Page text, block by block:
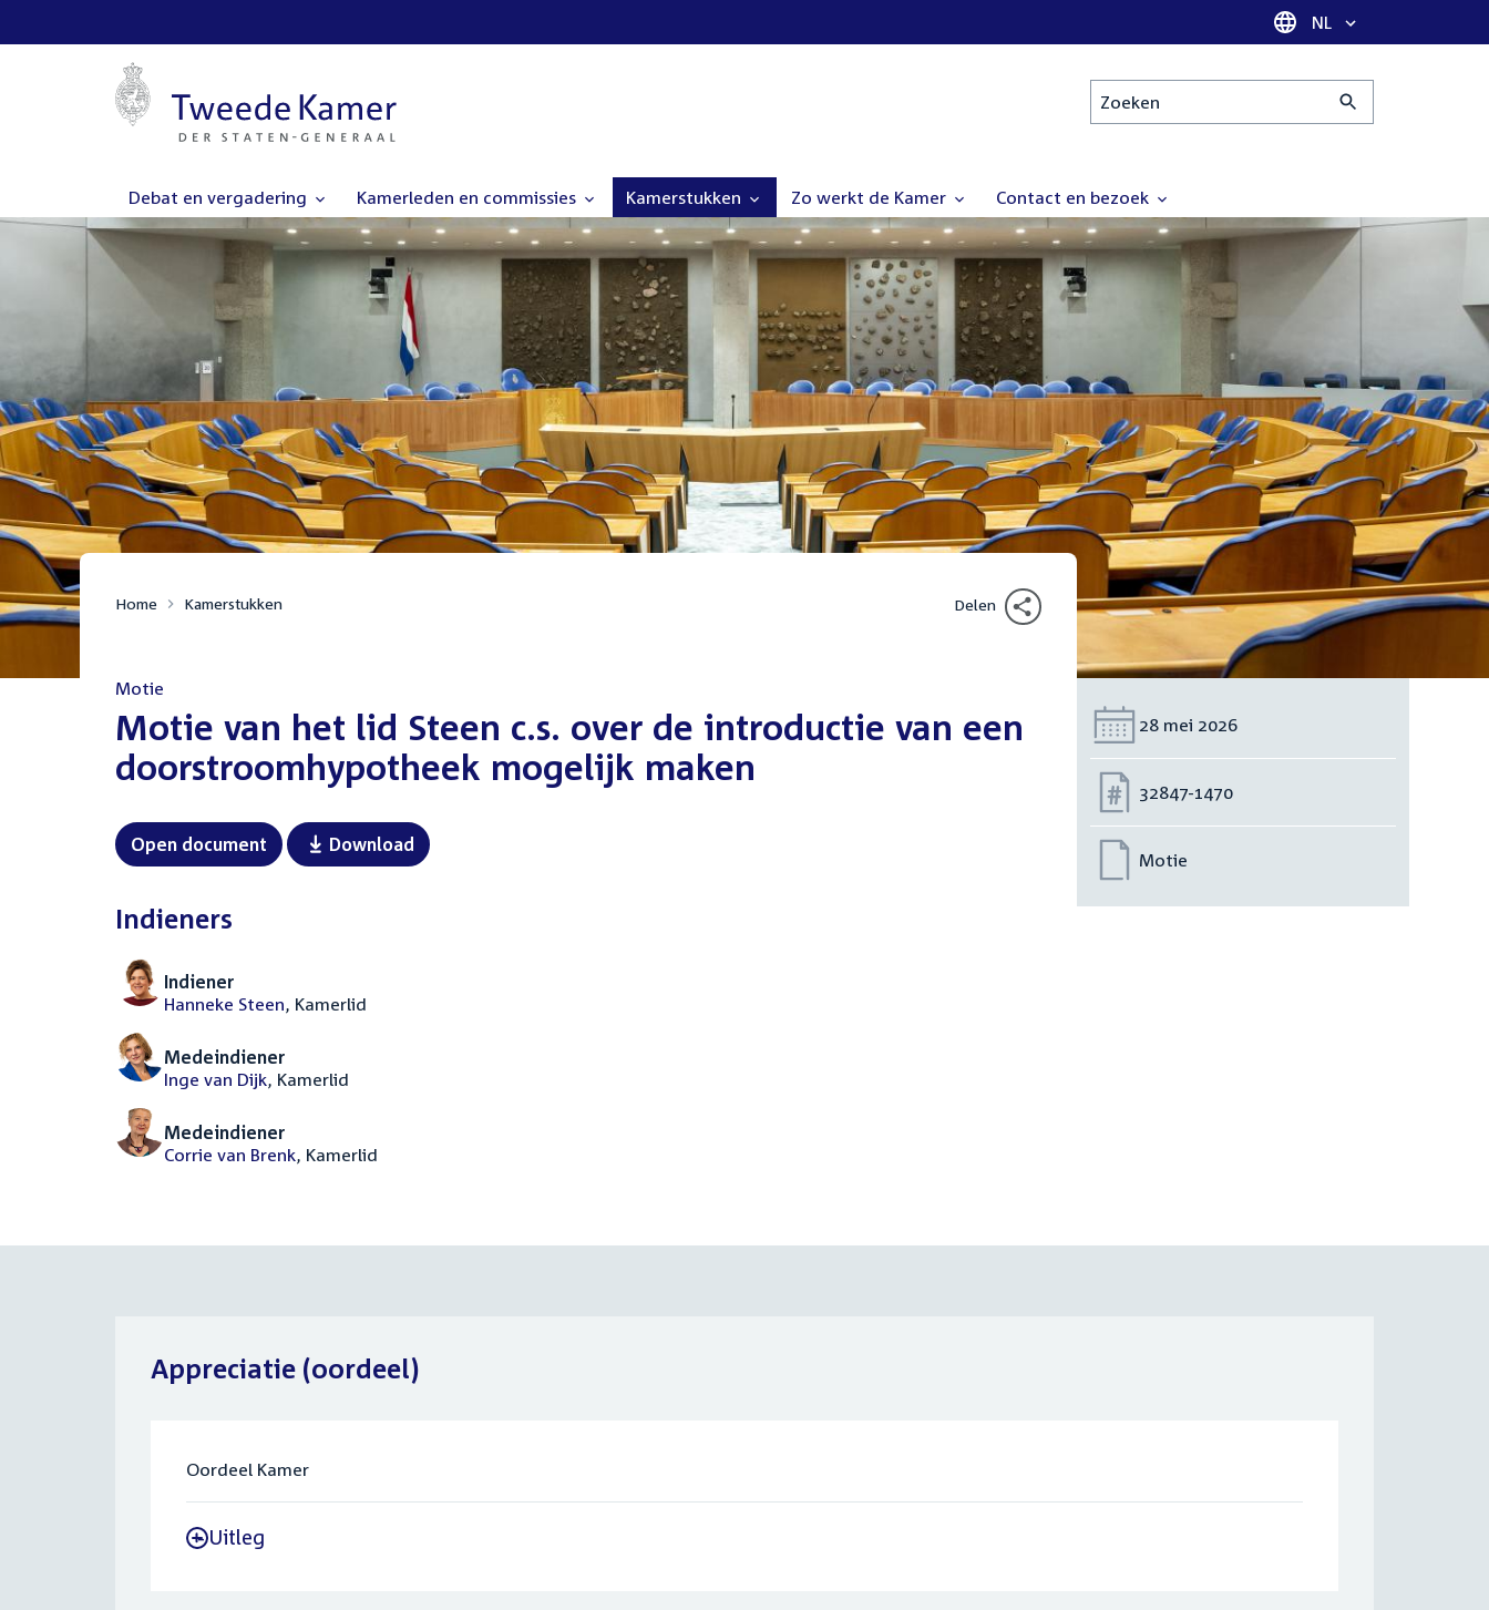
Taal selectie
NL
Zoeken
Debat en vergadering Kamerleden en commissies Kamerstukken Zo werkt de Kamer Contact en bezoek
Home Kamerstukken Delen
Motie
:Motie van het lid Steen c.s. over de introductie van een
doorstroomhypotheek mogelijk maken
Open document Download
Indieners
Indiener
Hanneke Steen, Kamerlid
Medeindiener
Inge van Dijk, Kamerlid
Medeindiener
Corrie van Brenk, Kamerlid
Datum:
28 mei 2026
Nummer:
32847-1470
Motie
Appreciatie (oordeel)
Oordeel Kamer
- Uitleg